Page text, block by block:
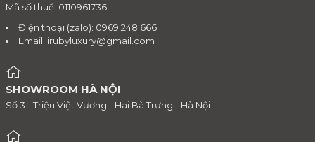
Mã số thuế: 0110961736
Điện thoại (zalo): 0969.248.666
Email: irubyluxury@gmail.com
SHOWROOM HÀ NỘI
Số 3 - Triệu Việt Vương - Hai Bà Trưng - Hà Nội